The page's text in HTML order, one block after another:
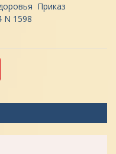
Приказ
N 1598